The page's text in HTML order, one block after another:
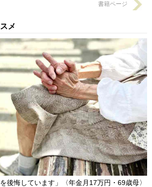
書籍ページ
メ
後悔しています」〈年金月17万円・69歳母〉